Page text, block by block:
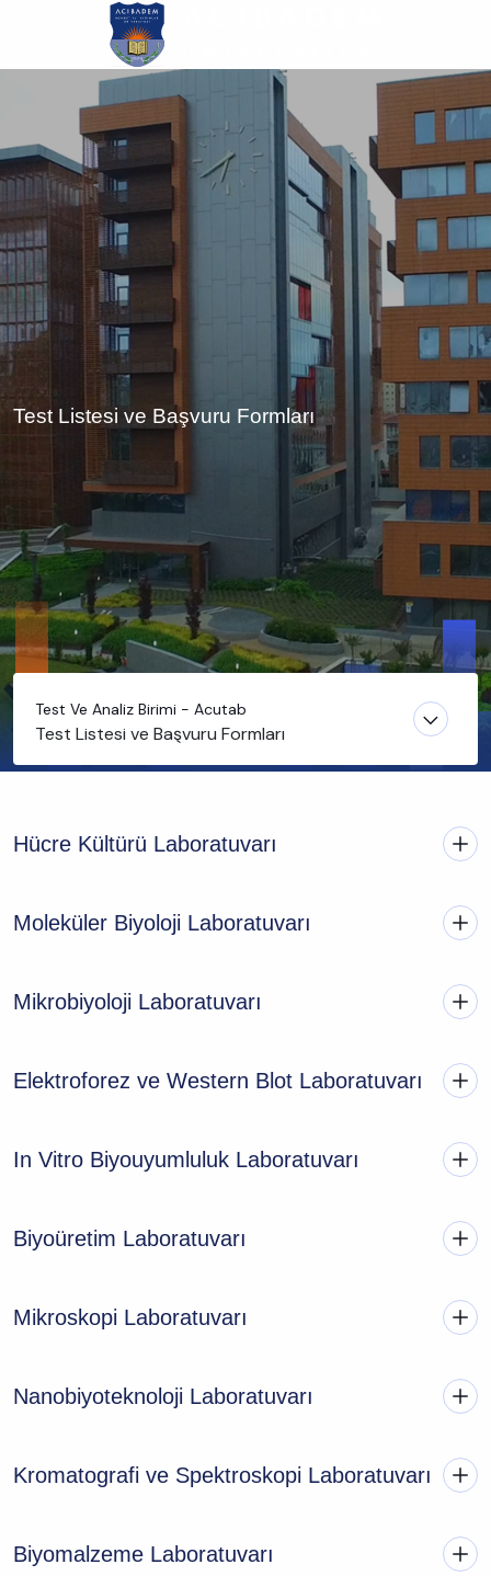
atla
Test Listesi ve Başvuru Formları
Test Ve Analiz Birimi - Acutab
Test Listesi ve Başvuru Formları
Hücre Kültürü Laboratuvarı
Moleküler Biyoloji Laboratuvarı
Mikrobiyoloji Laboratuvarı
Elektroforez ve Western Blot Laboratuvarı
In Vitro Biyouyumluluk Laboratuvarı
Biyoüretim Laboratuvarı
Mikroskopi Laboratuvarı
Nanobiyoteknoloji Laboratuvarı
Kromatografi ve Spektroskopi Laboratuvarı
Biyomalzeme Laboratuvarı